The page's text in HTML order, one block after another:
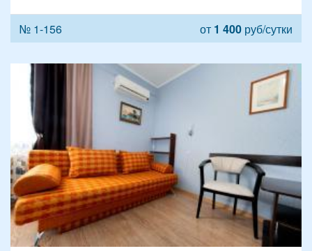
№ 1-156 от 1 400 руб/сутки